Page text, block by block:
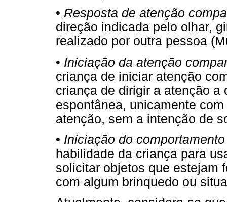
• Resposta de atenção
direção indicada pelo olhar,
realizado por outra pessoa
• Iniciação da atenção
criança de iniciar atenção
criança de dirigir a atenção a
espontânea, unicamente
atenção, sem a intenção de
• Iniciação do
habilidade da criança para
solicitar objetos que estejam
com algum brinquedo ou